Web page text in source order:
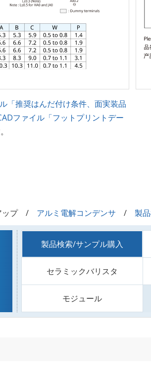
「推奨はんだ付け条件、面実装品
ファイル「フットプリントデー
プ アルミ電解コンデンサ 製
製品検索/サンプル購入
セラミックバリスタ
モジュール